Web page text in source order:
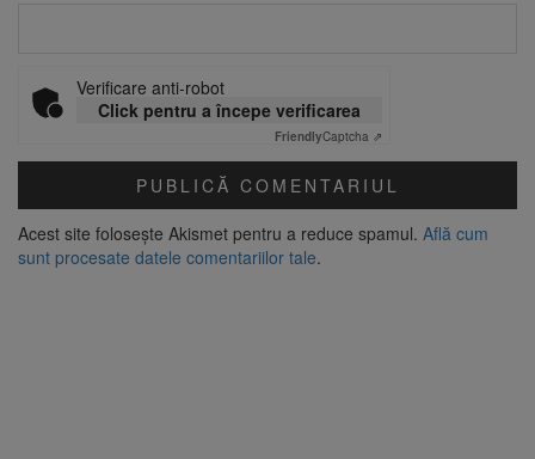
Verificare anti-robot
Click pentru a începe verificarea
FriendlyCaptcha ⇗
Acest site folosește Akismet pentru a reduce spamul. Află cum
sunt procesate datele comentariilor tale.